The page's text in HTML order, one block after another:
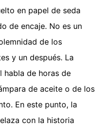
en papel de seda
de encaje. No es un
de los
y un después. La
habla de horas de
de aceite o de los
En este punto, la
con la historia